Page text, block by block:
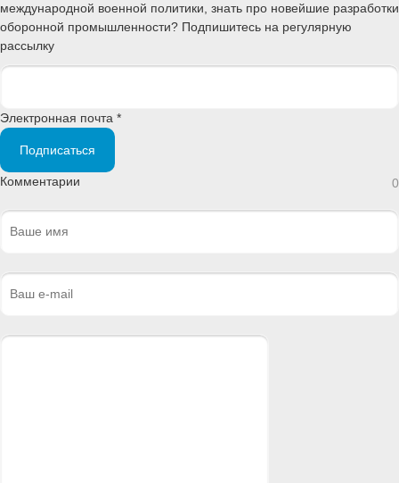
международной военной политики, знать про новейшие разработки
оборонной промышленности? Подпишитесь на регулярную
рассылку
Электронная почта *
Подписаться
Комментарии 0